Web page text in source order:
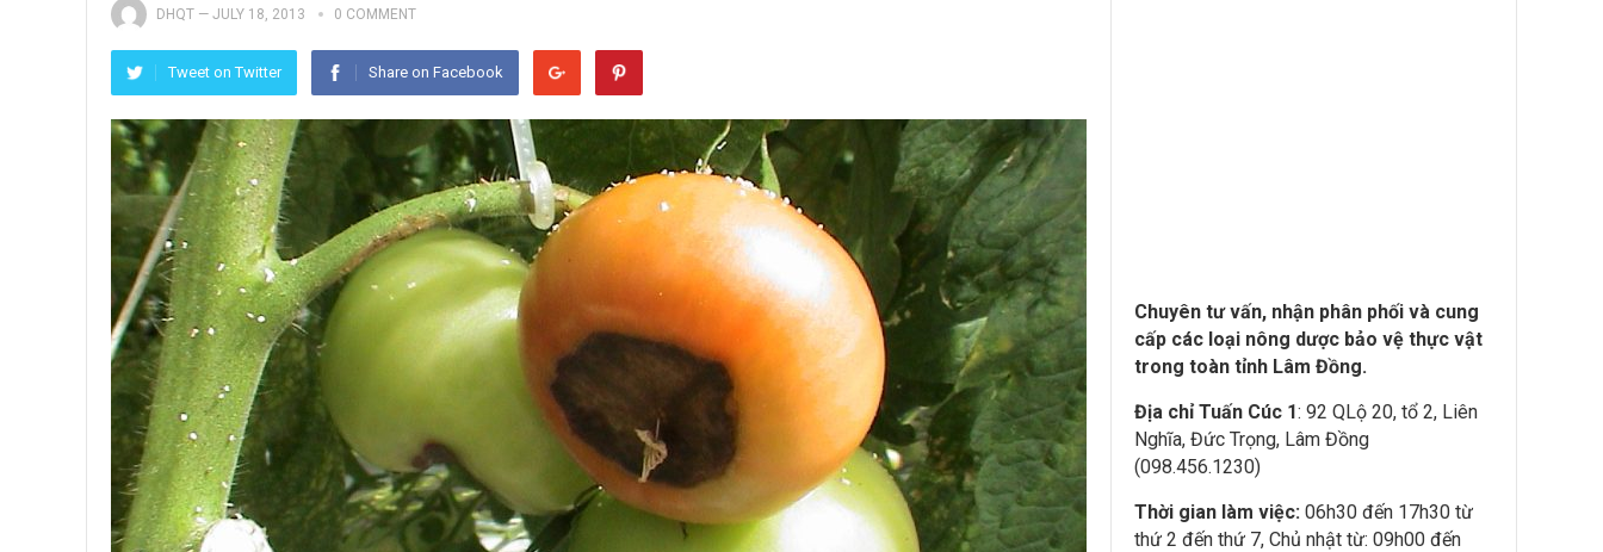
DHQT — JULY 18, 2013 0 COMMENT
Tweet on Twitter Share on Facebook
Chuyên tư vấn, nhận phân phối và cung
cấp các loại nông dược bảo vệ thực vật
trong toàn tỉnh Lâm Đồng.
Địa chỉ Tuấn Cúc 1: 92 QLộ 20, tổ 2, Liên
Nghĩa, Đức Trọng, Lâm Đồng
(098.456.1230)
Thời gian làm việc: 06h30 đến 17h30 từ
thứ 2 đến thứ 7, Chủ nhật từ: 09h00 đến